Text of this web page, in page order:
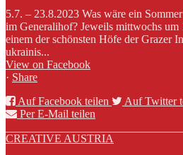
5.7. – 23.8.2023 Was wäre ein
im Generalihof? Jeweils mittwochs
einem der schönsten Höfe der Grazer
ukrainis...
View on Facebook
· Share
Auf Facebook teilen
Auf Twitter
Per E-Mail teilen
CREATIVE AUSTRIA